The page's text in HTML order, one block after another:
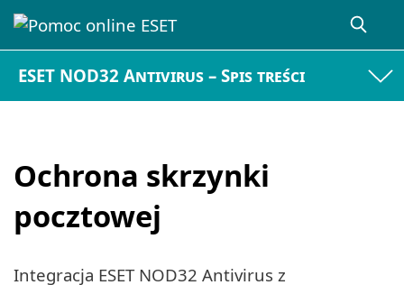
ESET NOD32 Antivirus – Spis treści
Ochrona skrzynki
pocztowej
Integracja ESET NOD32 Antivirus z